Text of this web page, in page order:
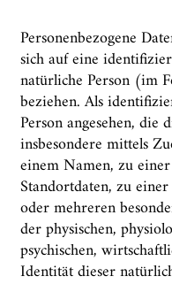
Personenbezogene
sich auf eine
natürliche Person (im
beziehen. Als
Person angesehen,
insbesondere mittels
einem Namen, zu
Standortdaten, zu
oder mehreren
der physischen,
psychischen,
Identität dieser